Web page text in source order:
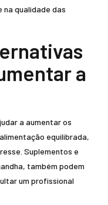
na qualidade das
a
a aumentar os
equilibrada,
Suplementos e
também podem
um profissional